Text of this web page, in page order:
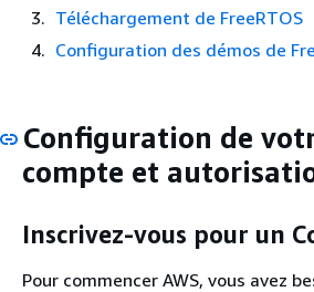
Téléchargement de FreeRTOS
Configuration des démos de
Configuration de
compte et
Inscrivez-vous pour un
Pour commencer AWS, vous avez